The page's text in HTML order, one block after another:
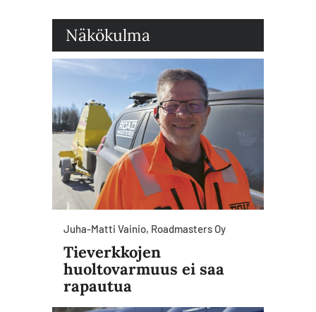
Näkökulma
Juha-Matti Vainio, Roadmasters Oy
Tieverkkojen
huoltovarmuus ei saa
rapautua